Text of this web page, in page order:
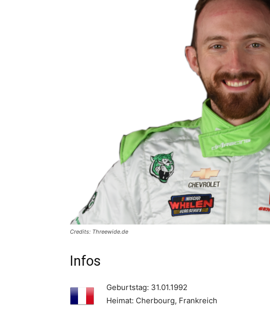
Credits: Threewide.de
Infos
Geburtstag: 31.01.1992
Heimat: Cherbourg, Frankreich